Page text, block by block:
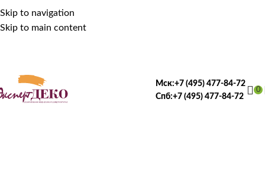
Skip to navigation
Skip to main content
Мск:+7 (495) 477-84-72
Спб:+7 (495) 477-84-72
0